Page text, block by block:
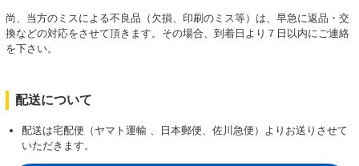
尚、当方のミスによる不良品（欠損、印刷のミス等）は、早急に返品・交
換などの対応をさせて頂きます。その場合、到着日より７日以内にご連絡
を下さい。
配送について
配送は宅配便（ヤマト運輸 、日本郵便、佐川急便）よりお送りさせて
いただきます。